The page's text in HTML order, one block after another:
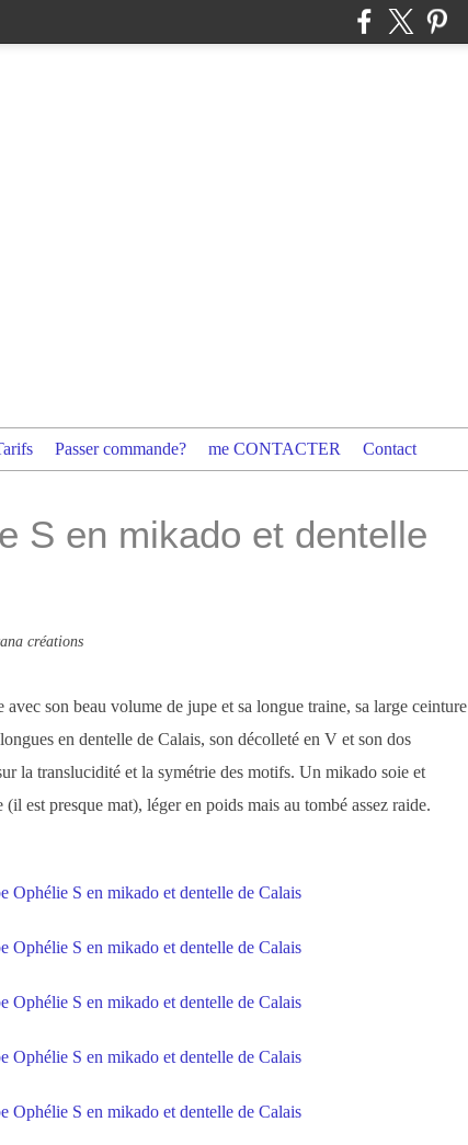
Passer commande? me CONTACTER Contact
S en mikado et dentelle
créations
son beau volume de jupe et sa longue traine, sa large ceinture
en dentelle de Calais, son décolleté en V et son dos
la translucidité et la symétrie des motifs. Un mikado soie et
est presque mat), léger en poids mais au tombé assez raide.